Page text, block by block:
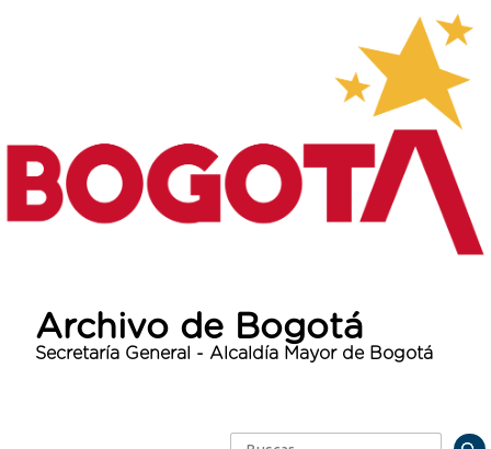
Archivo de Bogotá
Secretaría General - Alcaldía Mayor de Bogotá
Buscar